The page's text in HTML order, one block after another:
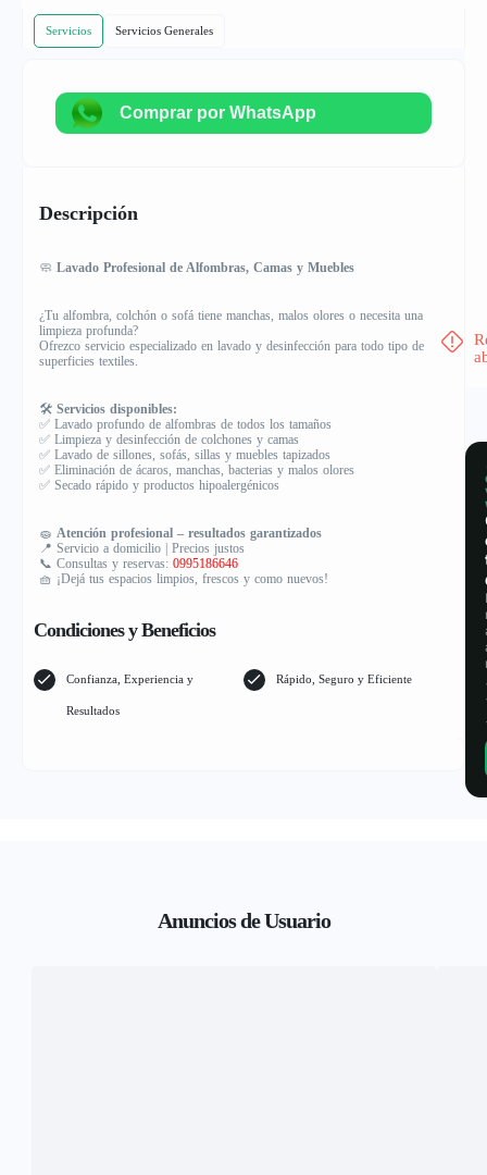
Servicios Servicios Generales
Comprar por WhatsApp
Descripción
🧼 Lavado Profesional de Alfombras, Camas y Muebles
¿Tu alfombra, colchón o sofá tiene manchas, malos olores o necesita una
limpieza profunda?
Ofrezco servicio especializado en lavado y desinfección para todo tipo de
superficies textiles.
🛠️ Servicios disponibles:
✅ Lavado profundo de alfombras de todos los tamaños
✅ Limpieza y desinfección de colchones y camas
✅ Lavado de sillones, sofás, sillas y muebles tapizados
✅ Eliminación de ácaros, manchas, bacterias y malos olores
✅ Secado rápido y productos hipoalergénicos
🧽 Atención profesional – resultados garantizados
📍 Servicio a domicilio | Precios justos
📞 Consultas y reservas: 0995186646
🧺 ¡Dejá tus espacios limpios, frescos y como nuevos!
Condiciones y Beneficios
Confianza, Experiencia y
Resultados
Rápido, Seguro y Eficiente
Anuncios de Usuario